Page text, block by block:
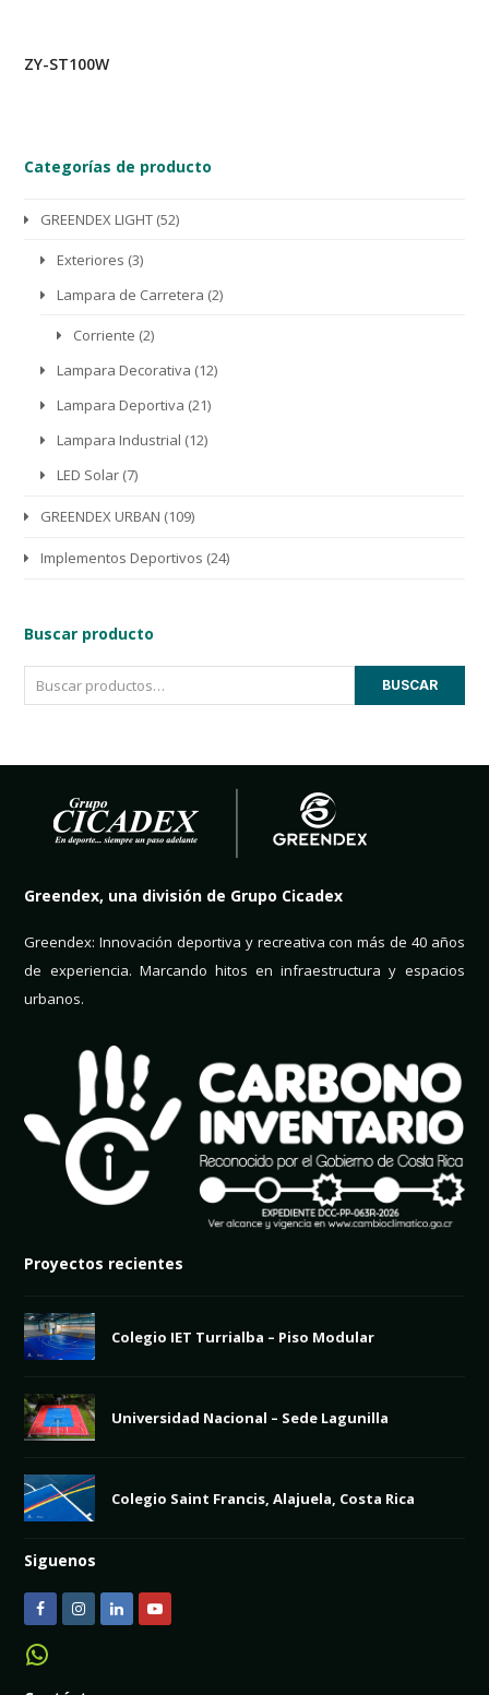
ZY-ST100W
Categorías de producto
GREENDEX LIGHT (52)
Exteriores (3)
Lampara de Carretera (2)
Corriente (2)
Lampara Decorativa (12)
Lampara Deportiva (21)
Lampara Industrial (12)
LED Solar (7)
GREENDEX URBAN (109)
Implementos Deportivos (24)
Buscar producto
BUSCAR
Greendex, una división de Grupo Cicadex
Greendex: Innovación deportiva y recreativa con más de 40 años
de experiencia. Marcando hitos en infraestructura y espacios
urbanos.
Proyectos recientes
Colegio IET Turrialba – Piso Modular
Universidad Nacional – Sede Lagunilla
Colegio Saint Francis, Alajuela, Costa Rica
Siguenos